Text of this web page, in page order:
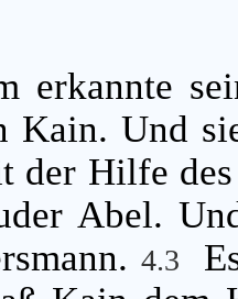
erkannte
Kain. Und
der Hilfe
Abel.
4.3